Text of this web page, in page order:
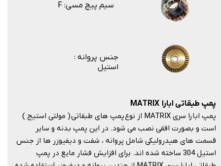
پمپ طبقاتی ابارا MATRIX
پمپ ابارا سری MATRIX از نوع پمپ های طبقاتی ( مولتی استیج )
است و بصورت افقی نصب می شود. در این پمپ بدنه و سایر
قسمت های هیدرولیکی شامل پروانه ، شفت و دیفیوزر ها از جنس
استیل 304 ساخته شده اند. برای افزایش فشار مایع در پمپ
F :سیم پیچ مسی
جنس پروانه :
استیل